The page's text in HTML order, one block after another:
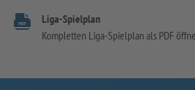
Liga-Spielplan
Kompletten Liga-Spielplan als PDF